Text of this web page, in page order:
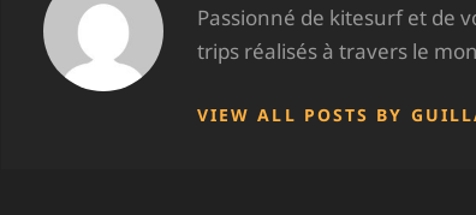
Passionné de kitesurf et de
trips réalisés à travers le
VIEW ALL POSTS BY